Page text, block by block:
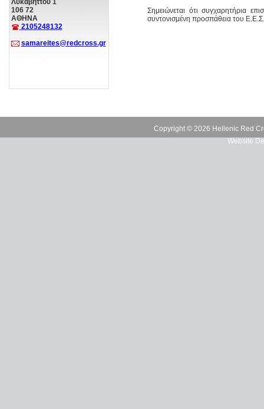
Λυκαβηττού 1
106 72
ΑΘΗΝΑ
2105248132
samareites@redcross.gr
Σημειώνεται ότι συγχαρητήρια
συντονισμένη προσπάθεια του
Copyright © 2026 Hellenic Red
Website